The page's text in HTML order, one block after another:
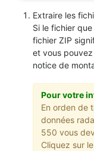
Extraire les
Si le fichier
fichier ZIP
et vous
notice de
Pour votre
En orden de
données
550 vous
Cliquez sur